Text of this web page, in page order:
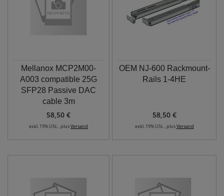
Mellanox MCP2M00-
A003 compatible 25G
SFP28 Passive DAC
cable 3m
58,50 €
exkl. 19% USt. , plusVersand
OEM NJ-600 Rackmount-
Rails 1-4HE
58,50 €
exkl. 19% USt. , plusVersand